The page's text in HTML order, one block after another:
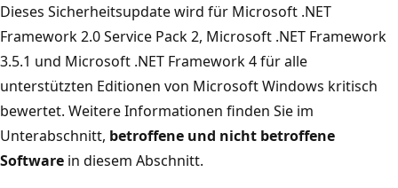
Dieses Sicherheitsupdate wird für Microsoft .NET
Framework 2.0 Service Pack 2, Microsoft .NET Framework
3.5.1 und Microsoft .NET Framework 4 für alle
unterstützten Editionen von Microsoft Windows kritisch
bewertet. Weitere Informationen finden Sie im
Unterabschnitt, betroffene und nicht betroffene
Software in diesem Abschnitt.